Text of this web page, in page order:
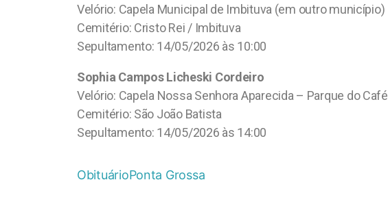
Velório: Capela Municipal de Imbituva (em outro município)
Cemitério: Cristo Rei / Imbituva
Sepultamento: 14/05/2026 às 10:00
Sophia Campos Licheski Cordeiro
Velório: Capela Nossa Senhora Aparecida – Parque do Café
Cemitério: São João Batista
Sepultamento: 14/05/2026 às 14:00
ObituárioPonta Grossa